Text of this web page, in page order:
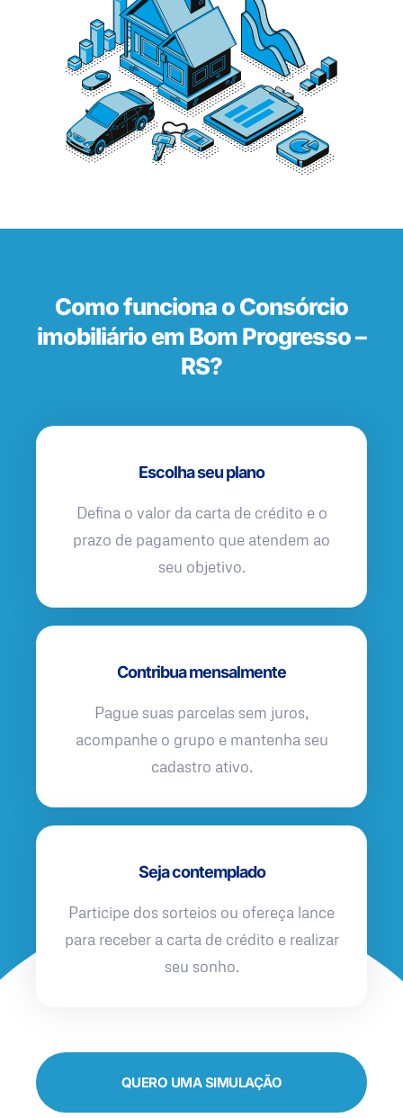
Como funciona o Consórcio
imobiliário em Bom Progresso –
RS?
Escolha seu plano
Defina o valor da carta de crédito e o
prazo de pagamento que atendem ao
seu objetivo.
Contribua mensalmente
Pague suas parcelas sem juros,
acompanhe o grupo e mantenha seu
cadastro ativo.
Seja contemplado
Participe dos sorteios ou ofereça lance
para receber a carta de crédito e realizar
seu sonho.
QUERO UMA SIMULAÇÃO